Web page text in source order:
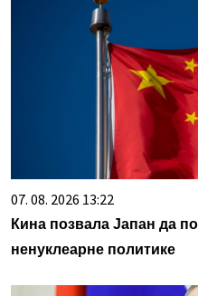
07. 08. 2026 13:22
Кина позвала Јапан да
ненуклеарне политике